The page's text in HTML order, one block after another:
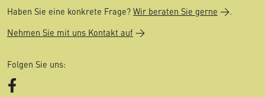
Haben Sie eine konkrete Frage? Wir beraten Sie gerne
.
Nehmen Sie mit uns Kontakt auf
Folgen Sie uns: